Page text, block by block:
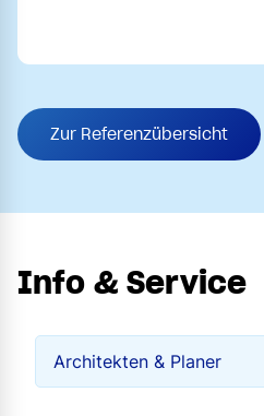
Zur Referenzübersicht
Info & Service